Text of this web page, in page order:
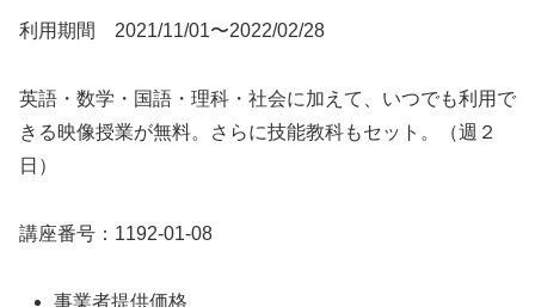
利用期間 2021/11/01〜2022/02/28
英語・数学・国語・理科・社会に加えて、いつでも利用で
きる映像授業が無料。さらに技能教科もセット。（週２
日）
講座番号：1192-01-08
事業者提供価格